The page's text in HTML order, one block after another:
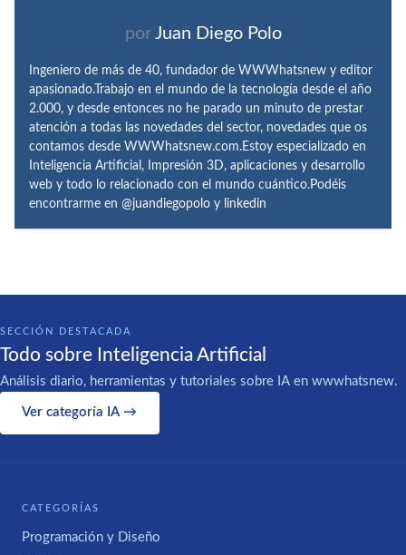
por Juan Diego Polo
Ingeniero de más de 40, fundador de WWWhatsnew y editor
apasionado.Trabajo en el mundo de la tecnología desde el año
2.000, y desde entonces no he parado un minuto de prestar
atención a todas las novedades del sector, novedades que os
contamos desde WWWhatsnew.com.Estoy especializado en
Inteligencia Artificial, Impresión 3D, aplicaciones y desarrollo
web y todo lo relacionado con el mundo cuántico.Podéis
encontrarme en @juandiegopolo y linkedin
SECCIÓN DESTACADA
Todo sobre Inteligencia Artificial
Análisis diario, herramientas y tutoriales sobre IA en wwwhatsnew.
Ver categoría IA →
CATEGORÍAS
Programación y Diseño